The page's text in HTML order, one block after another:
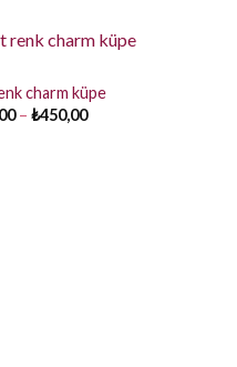
charm küpe
–₺450,00Fiyat